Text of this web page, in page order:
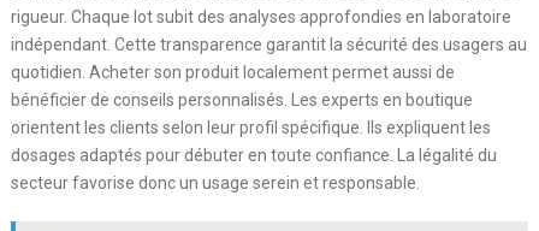
rigueur. Chaque lot subit des analyses approfondies en laboratoire
indépendant. Cette transparence garantit la sécurité des usagers au
quotidien. Acheter son produit localement permet aussi de
bénéficier de conseils personnalisés. Les experts en boutique
orientent les clients selon leur profil spécifique. Ils expliquent les
dosages adaptés pour débuter en toute confiance. La légalité du
secteur favorise donc un usage serein et responsable.